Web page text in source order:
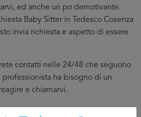
ed anche un po demotivante.
Baby Sitter in Tedesco Cosenza
invia richiesta e aspetto di essere
contatti nelle 24/48 che seguono
professionista ha bisogno di un
e chiamarvi.